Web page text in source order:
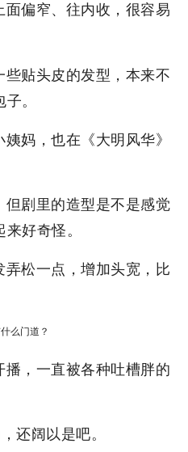
偏窄、往内收，很容易
贴头皮的发型，本来不
。
姨妈，也在《大明风华》
剧里的造型是不是感觉
好奇怪。
松一点，增加头宽，比
，一直被各种吐槽胖的
还阔以是吧。